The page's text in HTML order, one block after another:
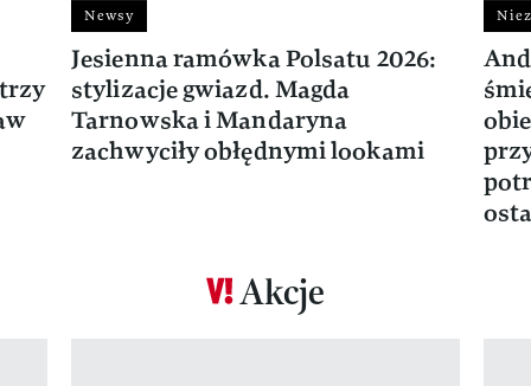
Newsy
Jesienna ramówka Polsatu 2026:
stylizacje gwiazd. Magda
Tarnowska i Mandaryna
zachwyciły obłędnymi lookami
Akcje